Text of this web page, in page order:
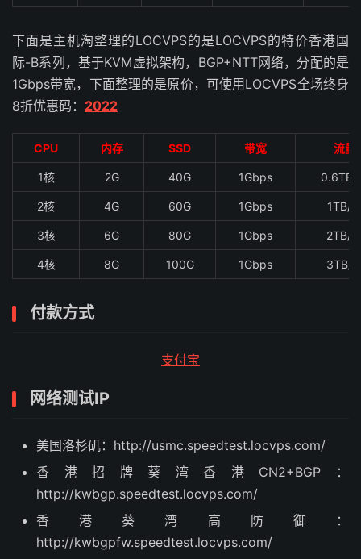
下面是主机淘整理的LOCVPS的是LOCVPS的特价香港国
际-B系列，基于KVM虚拟架构，BGP+NTT网络，分配的是
1Gbps带宽，下面整理的是原价，可使用LOCVPS全场终身
8折优惠码： 2022
CPU 内存 SSD 带宽 流量
1核 2G 40G 1Gbps 0.6TB/
2核 4G 60G 1Gbps 1TB/
3核 6G 80G 1Gbps 2TB/
4核 8G 100G 1Gbps 3TB/
付款方式
支付宝
网络测试IP
美国洛杉矶：http://usmc.speedtest.locvps.com/
香港招牌葵湾香港CN2+BGP：
http://kwbgp.speedtest.locvps.com/
香港葵湾高防御：
http://kwbgpfw.speedtest.locvps.com/